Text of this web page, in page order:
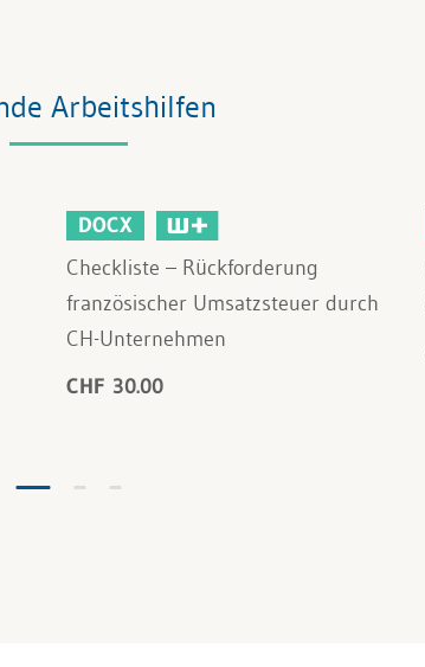
Arbeitshilfen
DOCX
Checkliste – Rückforderung
französischer Umsatzsteuer durch
CH-Unternehmen
CHF 30.00